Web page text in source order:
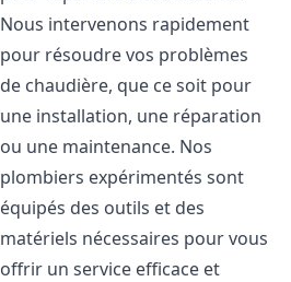
Nous intervenons rapidement
pour résoudre vos problèmes
de chaudière, que ce soit pour
une installation, une réparation
ou une maintenance. Nos
plombiers expérimentés sont
équipés des outils et des
matériels nécessaires pour vous
offrir un service efficace et